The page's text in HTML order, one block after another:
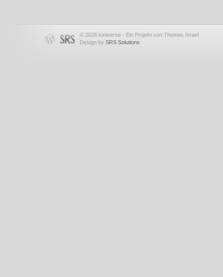
© 2026 tuniverse - Ein Projekt von Thomas Israel
Design by SRS Solutions